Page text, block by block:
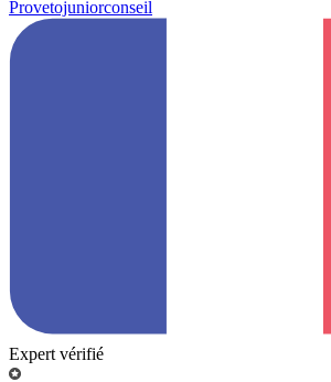
Provetojuniorconseil
Expert vérifié